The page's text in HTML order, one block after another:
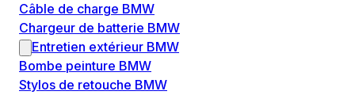
Câble de charge BMW
Chargeur de batterie BMW
Entretien extérieur BMW
Bombe peinture BMW
Stylos de retouche BMW